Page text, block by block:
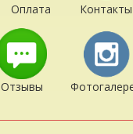
Оплата Контакты
Отзывы